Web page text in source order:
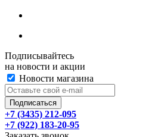
Подписывайтесь
на новости и акции
Новости магазина
+7 (3435) 212-095
+7 (922) 183-20-95